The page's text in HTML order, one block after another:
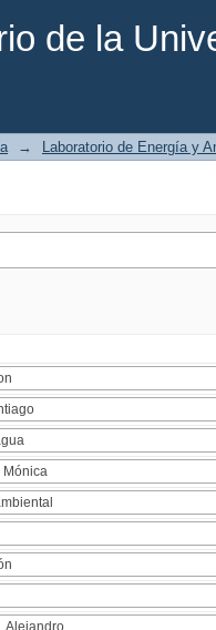
de la
→ Laboratorio de Energía y